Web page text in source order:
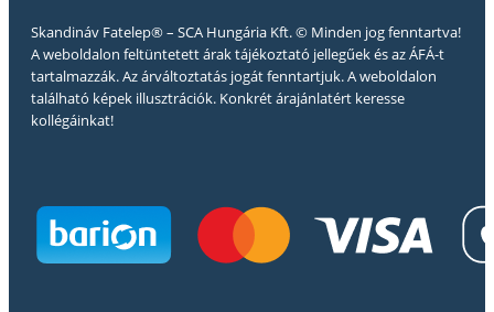
Skandináv Fatelep® – SCA Hungária Kft. © Minden jog fenntartva!
A weboldalon feltüntetett árak tájékoztató jellegűek és az ÁFÁ-t
tartalmazzák. Az árváltoztatás jogát fenntartjuk. A weboldalon
található képek illusztrációk. Konkrét árajánlatért keresse
kollégáinkat!